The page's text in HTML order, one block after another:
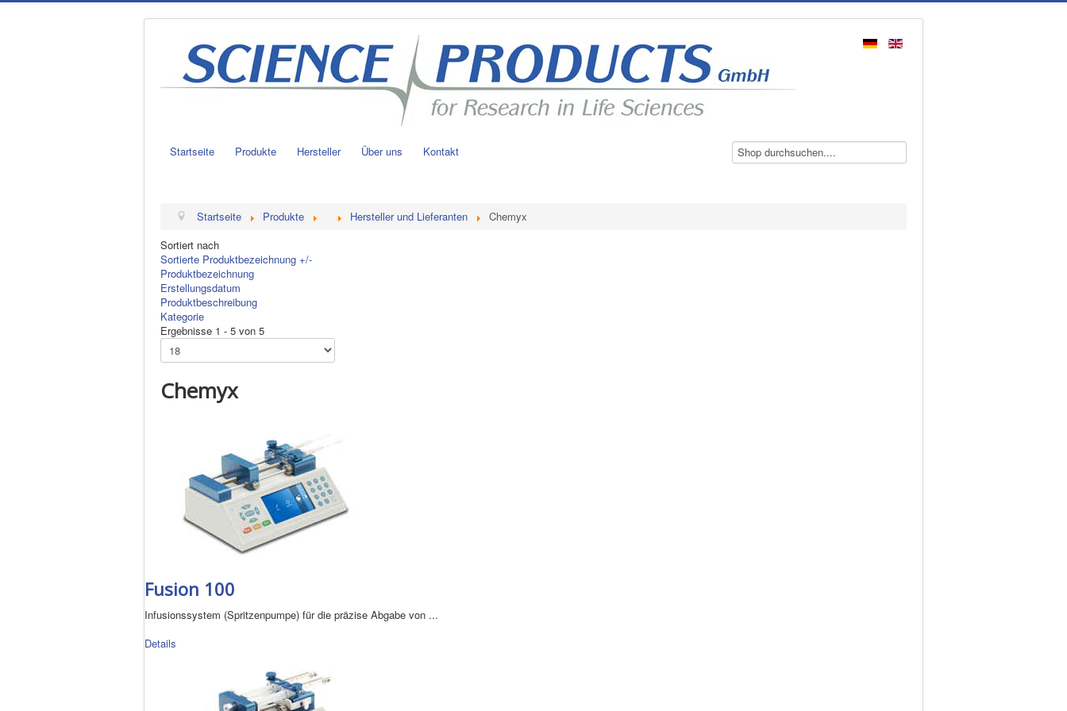
Startseite Produkte Hersteller Über uns Kontakt
Startseite Produkte Hersteller und Lieferanten
Chemyx
Sortiert nach
Sortierte Produktbezeichnung +/-
Produktbezeichnung
Erstellungsdatum
Produktbeschreibung
Kategorie
Ergebnisse 1 - 5 von 5
Chemyx
Fusion 100
Infusionssystem (Spritzenpumpe) für die präzise Abgabe von ...
Details